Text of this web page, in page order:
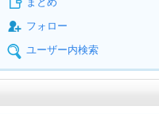
フォロー
ユーザー内検索